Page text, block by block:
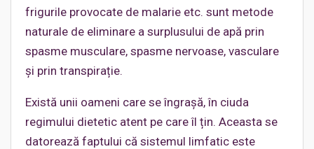
frigurile provocate de malarie etc. sunt metode
naturale de eliminare a surplusului de apă prin
spasme musculare, spasme nervoase, vasculare
și prin transpirație.
Există unii oameni care se îngrașă, în ciuda
regimului dietetic atent pe care îl țin. Aceasta se
datorează faptului că sistemul limfatic este